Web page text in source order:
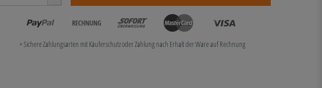
+ Sichere Zahlungsarten mit Käuferschutz oder Zahlung nach Erhalt der Ware auf Rechnung